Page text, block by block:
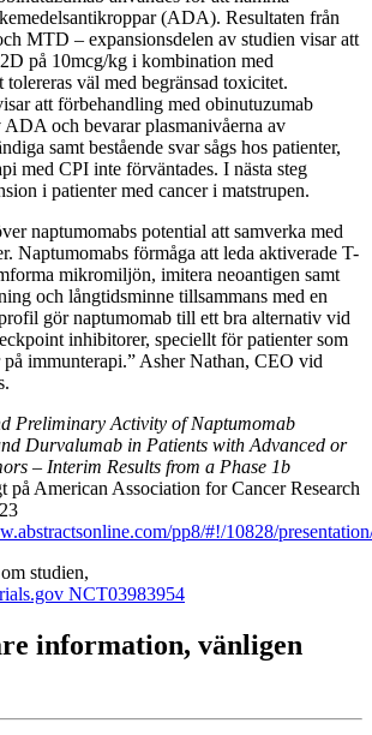
(ADA). Resultaten från
MTD – expansionsdelen av studien visar att
på 10mcg/kg i kombination med
väl med begränsad toxicitet.
att förbehandling med obinutuzumab
och bevarar plasmanivåerna av
samt bestående svar sågs hos patienter,
med CPI inte förväntades. I nästa steg
i patienter med cancer i matstrupen.
naptumomabs potential att samverka med
Naptumomabs förmåga att leda aktiverade T-
mikromiljön, imitera neoantigen samt
och långtidsminne tillsammans med en
gör naptumomab till ett bra alternativ vid
inhibitorer, speciellt för patienter som
immunterapi.” Asher Nathan, CEO vid
Preliminary Activity of Naptumomab
Durvalumab in Patients with Advanced or
– Interim Results from a Phase 1b
på American Association for Cancer Research
pp8/#!/10828/
studien,
NCT03983954
information, vänligen